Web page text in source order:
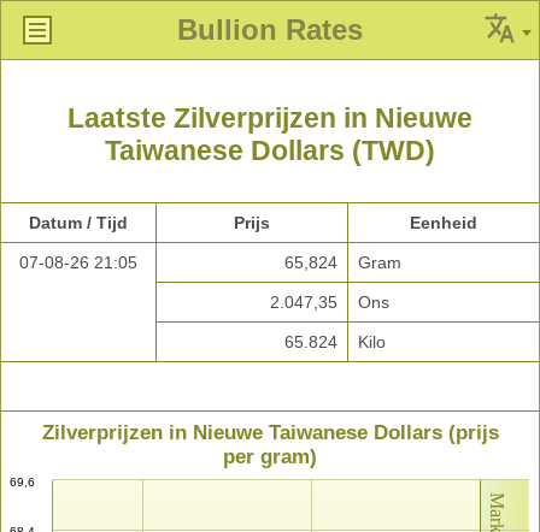
Bullion Rates
Laatste Zilverprijzen in Nieuwe
Taiwanese Dollars (TWD)
Datum / Tijd Prijs Eenheid
07-08-26 21:05 65,824 Gram
2.047,35 Ons
65.824 Kilo
Zilverprijzen in Nieuwe Taiwanese Dollars (prijs
per gram)
69,6